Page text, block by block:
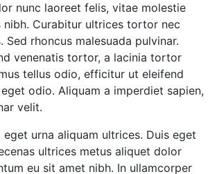
nunc laoreet felis, vitae molestie
nibh. Curabitur ultrices tortor nec
Sed rhoncus malesuada pulvinar.
venenatis tortor, a lacinia tortor
tellus odio, efficitur ut eleifend
odio. Aliquam a imperdiet sapien,
velit.
urna aliquam ultrices. Duis eget
ultrices metus aliquet dolor
eu sit amet nibh. In ullamcorper